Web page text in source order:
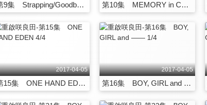
第9集 Strapping/Goodbye is not an easy word to say 第10集 MEMORY in CHILDREN 3/3
2017-04-05
第15集 ONE HAND EDEN 4/4
2017-04-05
第16集 BOY, GIRL and ―― 1/4